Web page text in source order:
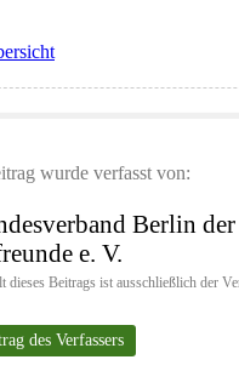
wurde verfasst von:
Berlin der
e. V.
dieses Beitrags ist ausschließlich der
des Verfassers